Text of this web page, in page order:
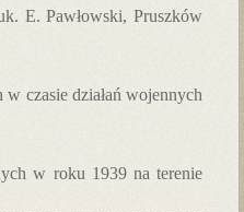
E. Pawłowski, Pruszków
czasie działań wojennych
w roku 1939 na terenie